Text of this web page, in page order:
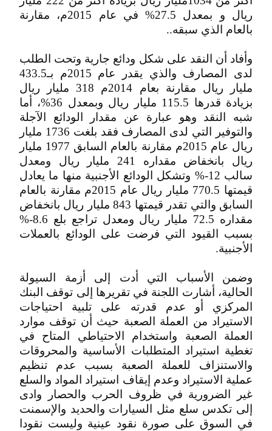
ريال و بمعدل 27.5% في عام 2015م، مقارنة
بالعام الذي سبقه..
وأفاد أن النقد على شكل ودائع جارية وتحت الطلب
لدى المصارف والذي يقدر عام 2015م بـ433.5
مليار ريال مقارنة بعام 2014م 318 مليار ريال
بزيادة قدرها 115.5 مليار ريال وبمعدل 36%، أما
شبه النقد وهو عبارة عن مقدار الودائع الآجلة
والتوفير التي لدى المصارف فقد بلغت 1736 مليار
ريال عام 2015م مقارنة بالعام السابق 1977 مليار
ريال بانخفاض مقداره 241 مليار ريال ومعدل
سالب 12-% وتشكل الودائع الأجنبية منها ما يعادل
قيمتها 770.5 مليار ريال عام 2015م مقارنة بالعام
السابق والتي تقدر قيمتها 843 مليار ريال بانخفاض
مقداره 72.5 مليار ريال ومعدل تراجع بلع 8.6-%
بسبب القيود التي فرضت على الودائع بالعملات
الأجنبية.
وضمن الأسباب التي أدت إلى أزمة السيولة
الحالية، أشارت اللجنة في تقريرها إلى توقف البنك
المركزي أو عدم قدرته على تلبية احتياجات
الاستيراد من العملة الصعبة حيث أن توقف موارد
العملة الصعبة واستخدام الاحتياطي المتاح في
تغطية استيراد المتطلبات الأساسية والمحروقات
والاستنزاف للعملة الصعبة بسبب عدم تنظيم
عملية الاستيراد وعدم إيقاف استيراد المواد والسلع
غير الضرورية في ظروف الحرب والحصار وادى
إلى تكدس سلع مثل السيارات والحديد والإسمنت
في السوق على صورة نقود عينية وليست نقودا